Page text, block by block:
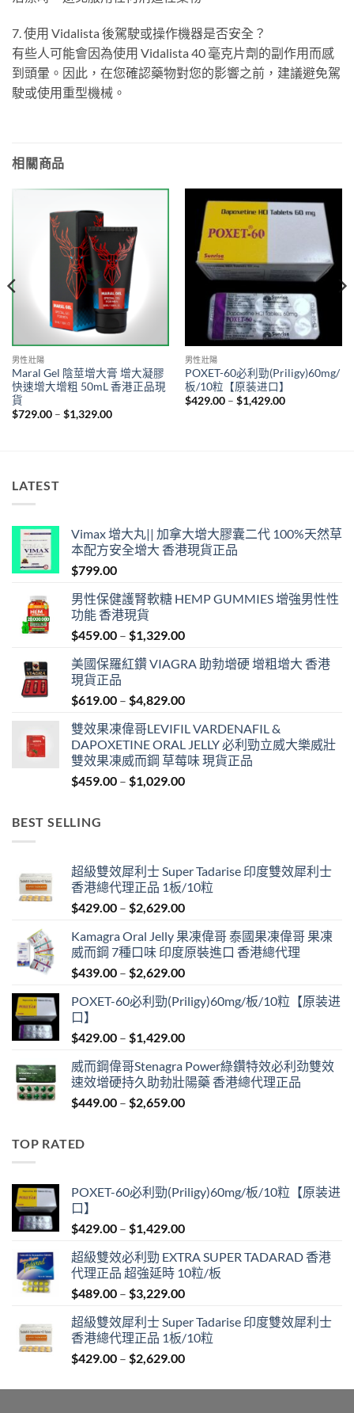
7. 使用 Vidalista 後駕駛或操作機器是否安全？
有些人可能會因為使用 Vidalista 40 毫克片劑的副作用而感
到頭暈。因此，在您確認藥物對您的影響之前，建議避免駕
駛或使用重型機械。
相關商品
男性壯陽
Maral Gel 陰莖增大膏 增大凝膠
快速增大增粗 50mL 香港正品現
貨
$729.00 – $1,329.00Price
男性壯陽
POXET-60必利勁(Priligy)60mg/
板/10粒【原装进口】
$429.00 – $1,429.00Price
LATEST
Vimax 增大丸|| 加拿大增大膠囊二代 100%天然草
本配方安全增大 香港現貨正品
$799.00
男性保健護腎軟糖 HEMP GUMMIES 增強男性性
功能 香港現貨
$459.00 – $1,329.00Price
$459.00
$1,329.00
美國保羅紅鑽 VIAGRA 助勃增硬 增粗增大 香港
現貨正品
$619.00 – $4,829.00Price
$619.00
through
$4,829.00
雙效果凍偉哥LEVIFIL VARDENAFIL &
DAPOXETINE ORAL JELLY 必利勁立威大樂威壯
雙效果凍威而鋼 草莓味 現貨正品
$459.00 – $1,029.00Price
BEST SELLING
超級雙效犀利士 Super Tadarise 印度雙效犀利士
香港總代理正品 1板/10粒
$429.00 – $2,629.00Price
$429.00
through
$2,629.00
Kamagra Oral Jelly 果凍偉哥 泰國果凍偉哥 果凍
威而鋼 7種口味 印度原裝進口 香港總代理
$439.00 – $2,629.00Price
$439.00
$2,629.00
POXET-60必利勁(Priligy)60mg/板/10粒【原装进
口】
$429.00 – $1,429.00Price
$429.00
through
$1,429.00
威而鋼偉哥Stenagra Power綠鑽特效必利劲雙效
速效增硬持久助勃壯陽藥 香港總代理正品
$449.00 – $2,659.00Price
TOP RATED
POXET-60必利勁(Priligy)60mg/板/10粒【原装进
口】
$429.00 – $1,429.00Price
$429.00
through
$1,429.00
超級雙效必利勁 EXTRA SUPER TADARAD 香港
代理正品 超強延時 10粒/板
$489.00 – $3,229.00Price
$489.00
through
$3,229.00
超級雙效犀利士 Super Tadarise 印度雙效犀利士
香港總代理正品 1板/10粒
$429.00 – $2,629.00Price
$429.00